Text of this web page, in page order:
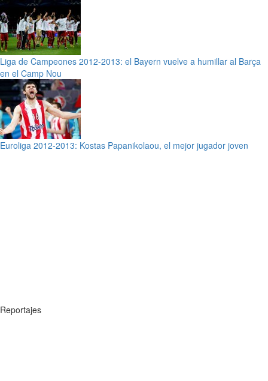
Liga de Campeones 2012-2013: el Bayern vuelve a humillar al Barça
en el Camp Nou
Euroliga 2012-2013: Kostas Papanikolaou, el mejor jugador joven
Reportajes